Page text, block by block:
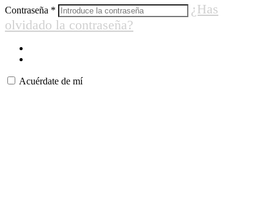
Contraseña *
¿Has
olvidado la contraseña?
Acuérdate de mí